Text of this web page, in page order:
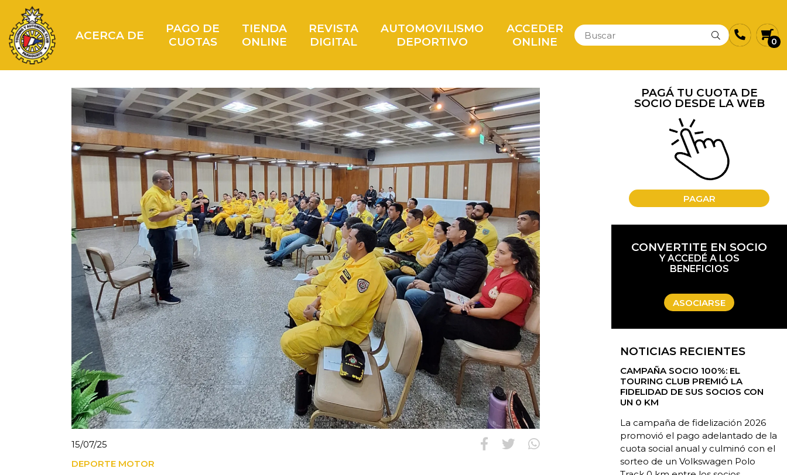
ACERCA DE
PAGO DE
CUOTAS
TIENDA
ONLINE
REVISTA
DIGITAL
AUTOMOVILISMO
DEPORTIVO
ACCEDER
ONLINE
0
15/07/25
DEPORTE MOTOR
PAGÁ TU CUOTA DE
SOCIO DESDE LA WEB
PAGAR
CONVERTITE EN SOCIO
Y ACCEDÉ A LOS
BENEFICIOS
ASOCIARSE
NOTICIAS RECIENTES
CAMPAÑA SOCIO 100%: EL
TOURING CLUB PREMIÓ LA
FIDELIDAD DE SUS SOCIOS CON
UN 0 KM
La campaña de fidelización 2026
promovió el pago adelantado de la
cuota social anual y culminó con el
sorteo de un Volkswagen Polo